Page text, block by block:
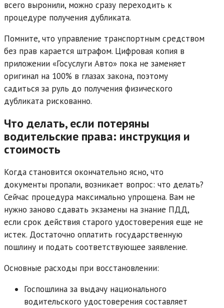
всего выронили, можно сразу переходить к
процедуре получения дубликата.
Помните, что управление транспортным средством
без прав карается штрафом. Цифровая копия в
приложении «Госуслуги Авто» пока не заменяет
оригинал на 100% в глазах закона, поэтому
садиться за руль до получения физического
дубликата рискованно.
Что делать, если потеряны
водительские права: инструкция и
стоимость
Когда становится окончательно ясно, что
документы пропали, возникает вопрос: что делать?
Сейчас процедура максимально упрощена. Вам не
нужно заново сдавать экзамены на знание ПДД,
если срок действия старого удостоверения еще не
истек. Достаточно оплатить государственную
пошлину и подать соответствующее заявление.
Основные расходы при восстановлении:
Госпошлина за выдачу национального
водительского удостоверения составляет